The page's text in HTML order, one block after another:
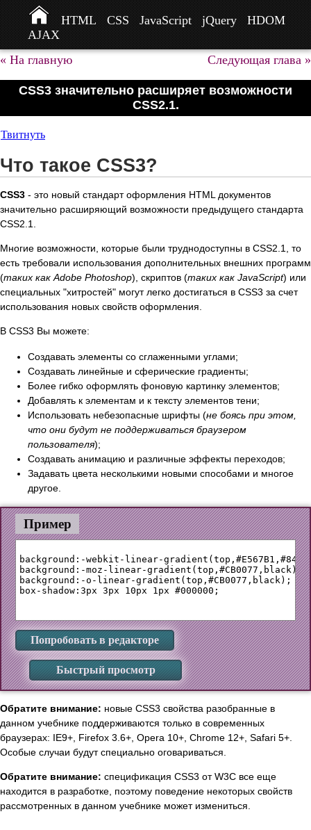
HTML CSS JavaScript jQuery
HDOM
AJAX
« На главную
Следующая глава »
CSS3 значительно расширяет возможности
CSS2.1.
Твитнуть
Что такое CSS3?
CSS3 - это новый стандарт оформления HTML документов
значительно расширяющий возможности предыдущего стандарта
CSS2.1.
Многие возможности, которые были труднодоступны в CSS2.1, то
есть требовали использования дополнительных внешних программ
(таких как Adobe Photoshop), скриптов (таких как JavaScript) или
специальных "хитростей" могут легко достигаться в CSS3 за счет
использования новых свойств оформления.
В CSS3 Вы можете:
Создавать элементы со сглаженными углами;
Создавать линейные и сферические градиенты;
Более гибко оформлять фоновую картинку элементов;
Добавлять к элементам и к тексту элементов тени;
Использовать небезопасные шрифты (не боясь при этом,
что они будут не поддерживаться браузером
пользователя);
Создавать анимацию и различные эффекты переходов;
Задавать цвета несколькими новыми способами и многое
другое.
Пример
background:-webkit-linear-
background:-moz-linear-gradient(top,#CB0077,black);
background:-o-linear-gradient(top,#CB0077,black);
box-shadow:3px 3px 10px 1px #000000;
Попробовать в редакторе
Быстрый просмотр
Обратите внимание: новые CSS3 свойства разобранные в
данном учебнике поддерживаются только в современных
браузерах: IE9+, Firefox 3.6+, Opera 10+, Chrome 12+, Safari 5+.
Особые случаи будут специально оговариваться.
Обратите внимание: спецификация CSS3 от W3C все еще
находится в разработке, поэтому поведение некоторых свойств
рассмотренных в данном учебнике может измениться.